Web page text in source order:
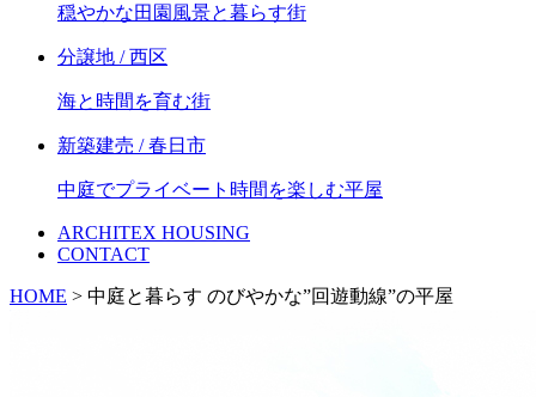
穏やかな田園風景と暮らす街
分譲地 / 西区
海と時間を育む街
新築建売 / 春日市
中庭でプライベート時間を楽しむ平屋
ARCHITEX HOUSING
CONTACT
HOME > 中庭と暮らす のびやかな”回遊動線”の平屋